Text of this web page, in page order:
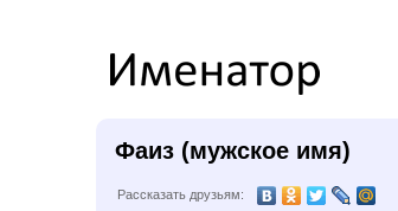
Фаиз (мужское имя)
Рассказать друзьям: